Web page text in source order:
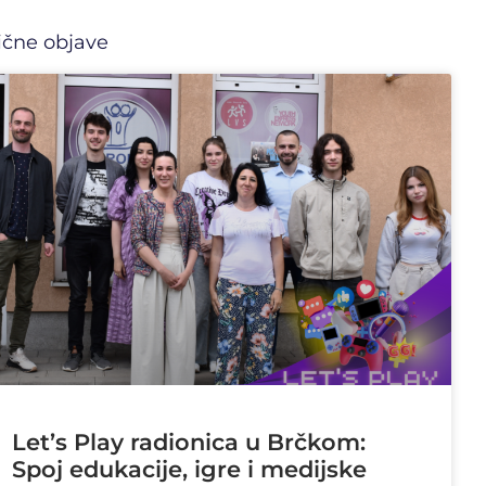
objave
Let’s Play radionica u Brčkom:
Spoj edukacije, igre i medijske